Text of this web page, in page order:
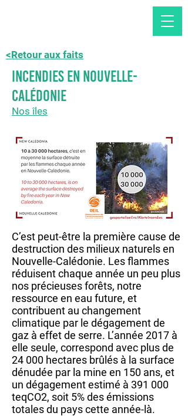
C’est peut-être la première cause de
destruction des milieux naturels en
Nouvelle-Calédonie. Les flammes
réduisent chaque année un peu plus
nos précieuses forêts, notre
ressource en eau future, et
contribuent au changement
climatique par le dégagement de
gaz à effet de serre. L’année 2017 à
elle seule, correspond avec plus de
24 000 hectares brûlés à la surface
dénudée par la mine en 150 ans, et
un dégagement estimé à 391 000
teqCO2, soit 5% des émissions
totales du pays cette année-là.
Incendies en Nouvelle-
Calédonie
<Retour aux faits
Nos îles